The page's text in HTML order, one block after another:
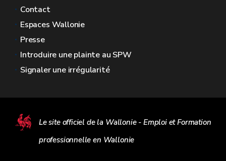
Contact
Espaces Wallonie
Presse
Introduire une plainte au SPW
Signaler une irrégularité
Le site officiel de la Wallonie - Emploi et Formation
professionnelle en Wallonie